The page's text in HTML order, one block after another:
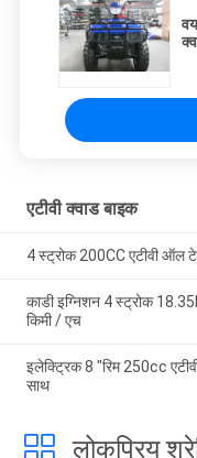
एटीवी क्वाड बाइक
4 स्ट्रोक 200CC एटीवी ऑल
काडी इग्निशन 4 स्ट्रोक
किमी / एच
इलेक्ट्रिक 8 "रिम 250cc
साथ
लोकप्रिय